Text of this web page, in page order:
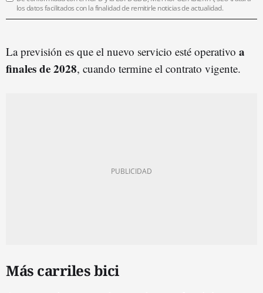
los datos facilitados con la finalidad de remitirle noticias de actualidad.
La previsión es que el nuevo servicio esté operativo a
finales de 2028, cuando termine el contrato vigente.
Más carriles bici